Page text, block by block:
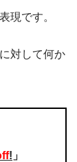
現です。
対して何か
! 」